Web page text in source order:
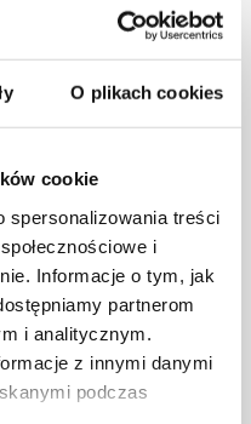
O plikach cookies
cookie
spersonalizowania treści
i
Informacje o tym, jak
partnerom
i analitycznym.
z innymi danymi
podczas